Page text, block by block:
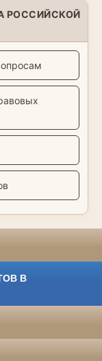
РОССИЙСКОЙ
В